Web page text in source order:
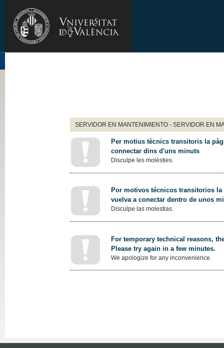
SERVIDOR EN MANTENIMIENTO - SERVIDOR EN
Per motius tècnics transitoris la
connectar dins d'uns minuts
Disculpe les molèsties.
Por motivos técnicos transitorios
vuelva a conectar dentro de unos
Disculpe las molestias.
For temporary technical reasons,
Please try again in a few minutes.
We apologize for any inconvenience.